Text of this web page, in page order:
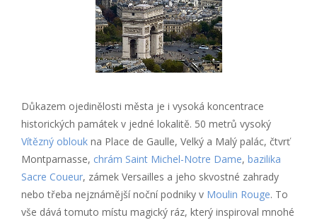
Důkazem ojedinělosti města je i vysoká koncentrace
historických památek v jedné lokalitě. 50 metrů vysoký
Vítězný oblouk na Place de Gaulle, Velký a Malý palác, čtvrť
Montparnasse, chrám Saint Michel-Notre Dame, bazilika
Sacre Coueur, zámek Versailles a jeho skvostné zahrady
nebo třeba nejznámější noční podniky v Moulin Rouge. To
vše dává tomuto místu magický ráz, který inspiroval mnohé